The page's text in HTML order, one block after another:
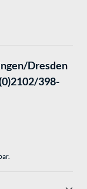
Dresden
398-